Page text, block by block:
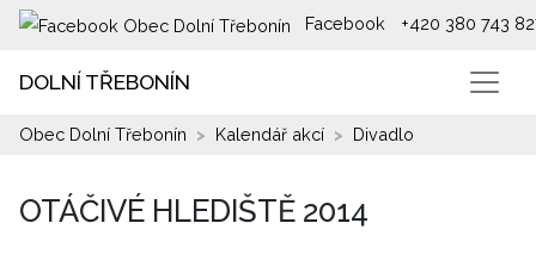
Facebook +420 380 743
DOLNÍ TŘEBONÍN
Obec Dolní Třebonín Kalendář akcí Divadlo
OTÁČIVÉ HLEDIŠTĚ 2014